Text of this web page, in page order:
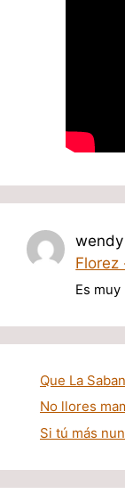
Florez
Es
Que La
No llores
Si tú más